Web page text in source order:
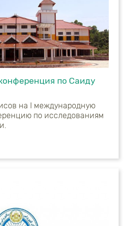
по Саиду
на I международную
по исследованиям